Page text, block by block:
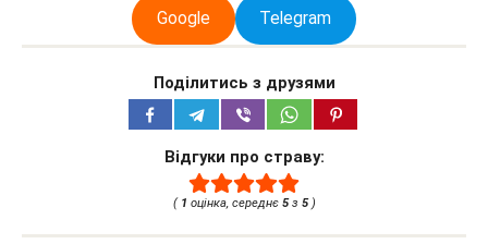
Google Telegram
Поділитись з друзями
Відгуки про страву:
( 1 оцінка, середнє 5з 5)